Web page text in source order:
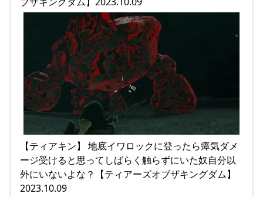
【ティアキン】 地底イワロックに登ったら瘴気ダメ
ージ受けると思ってしばらく触らずにいた奴自分以
外にいないよな？【ティアーズオブザキングダム】
2023.10.09